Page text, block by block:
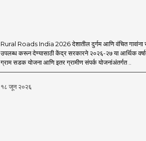
Rural Roads India 2026 देशातील दुर्गम आणि वंचित गावांना
उपलब्ध करून देण्यासाठी केंद्र सरकारने २०२६-२७ या आर्थिक
ग्राम सडक योजना आणि इतर ग्रामीण संपर्क योजनांअंतर्गत ..
१८ जून २०२६